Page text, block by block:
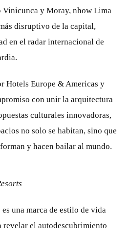
Vinicunca y Moray, nhow Lima
disruptivo de la capital,
en el radar internacional de
Hotels Europe & Americas y
con unir la arquitectura
culturales innovadoras,
no solo se habitan, sino que
y hacen bailar al mundo.
una marca de estilo de vida
revelar el autodescubrimiento